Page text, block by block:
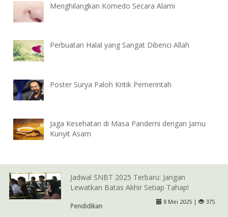
Menghilangkan Komedo Secara Alami
Perbuatan Halal yang Sangat Dibenci Allah
Poster Surya Paloh Kritik Pemerintah
Jaga Kesehatan di Masa Pandemi dengan Jamu
Kunyit Asam
Jadwal SNBT 2025 Terbaru: Jangan
Lewatkan Batas Akhir Setiap Tahap!
Pendidikan
8 Mei 2025 | 375